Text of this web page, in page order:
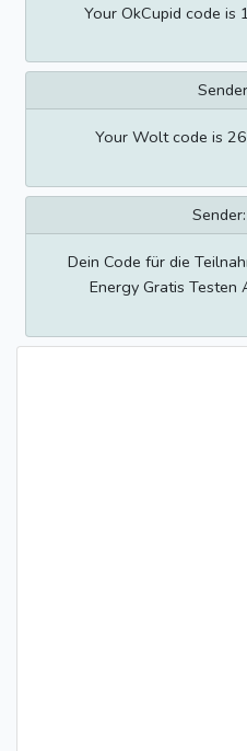
Your OkCupid code
Your Wolt code is
Sender:
Dein Code für die
Energy Gratis